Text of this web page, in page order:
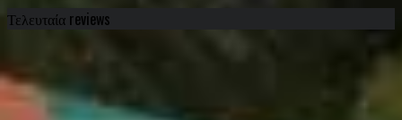
Τελευταία reviews